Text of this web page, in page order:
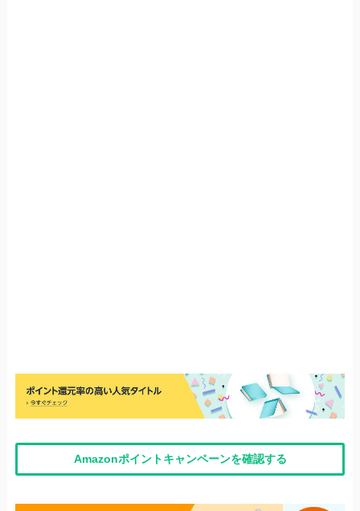
Amazonポイントキャンペーンを確認する